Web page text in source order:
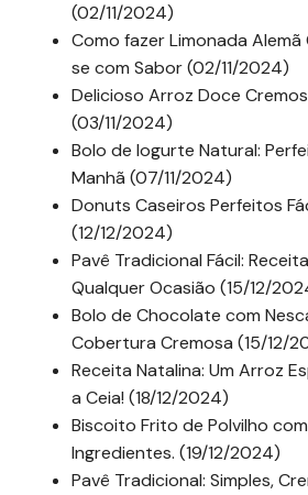
(02/11/2024)
Como fazer Limonada
se com Sabor (02/11/2024)
Delicioso Arroz Doce
(03/11/2024)
Bolo de Iogurte Natural:
Manhã (07/11/2024)
Donuts Caseiros Perfeitos
(12/12/2024)
Pavê Tradicional Fácil:
Qualquer Ocasião (15/12/
Bolo de Chocolate com
Cobertura Cremosa (15/12/
Receita Natalina: Um Arroz
a Ceia! (18/12/2024)
Biscoito Frito de Polvilho
Ingredientes. (19/12/2024)
Pavê Tradicional: Simples,